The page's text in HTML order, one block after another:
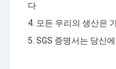
다
4. 모든 우리의 생산은
5. SGS 증명서는 당신